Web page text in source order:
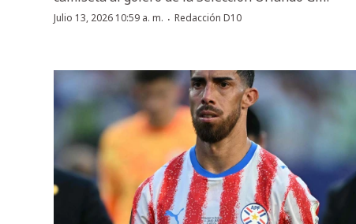
Julio 13, 2026 10:59 a. m. · Redacción D10